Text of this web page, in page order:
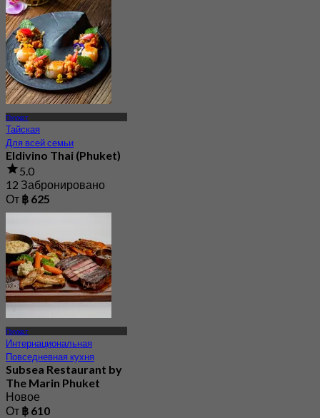
От฿ 625
Пхукет
Тайская
Для всей семьи
Eldivino Thai (Phuket)
5.0
12 Забронировано
От ฿ 625
Пхукет
Интернациональная
Повседневная кухня
Subsea Restaurant by
The Marin Phuket
Новое
От ฿ 610